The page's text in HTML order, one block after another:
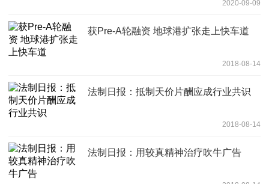
2020-09-09
获Pre-A轮融资 地球港扩张走上快车道
2018-08-14
法制日报：抵制天价片酬应成行业共识
2018-08-14
法制日报：用较真精神治疗吹牛广告